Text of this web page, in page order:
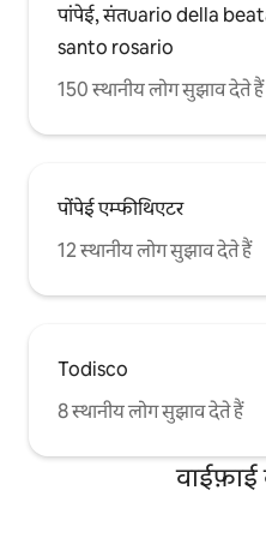
पांपेई, संतuario della
santo rosario
150 स्थानीय लोग सुझाव देते हैं
पोंपेई एम्फीथिएटर
12 स्थानीय लोग सुझाव देते हैं
Todisco
8 स्थानीय लोग सुझाव देते हैं
वाईफ़ाई